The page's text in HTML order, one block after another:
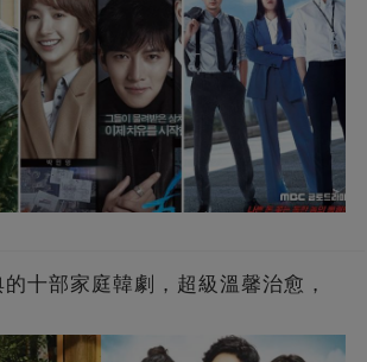
十部家庭韓劇，超級溫馨治愈，